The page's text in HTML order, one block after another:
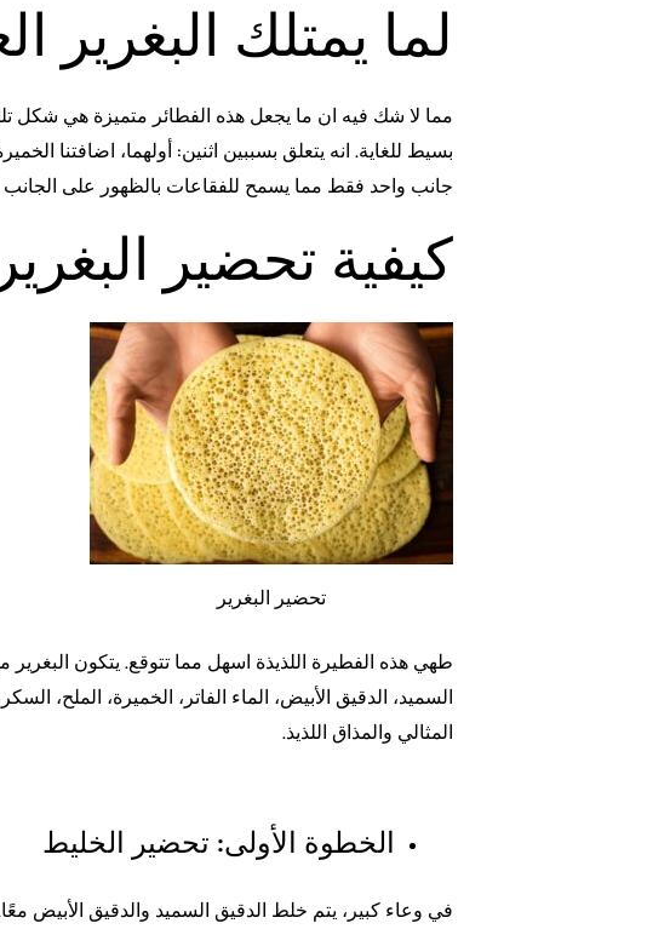
لما يمتلك البغرير
مما لا شك فيه ان ما يجعل هذه الفطائر متميزة هي شكل
بسيط للغاية. انه يتعلق بسببين اثنين: أولهما، اضافتنا
جانب واحد فقط مما يسمح للفقاعات بالظهور على الجانب
كيفية تحضير البغرير
تحضير البغرير
طهي هذه الفطيرة اللذيذة اسهل مما تتوقع. يتكون
السميد، الدقيق الأبيض، الماء الفاتر، الخميرة، الملح،
المثالي والمذاق اللذيذ.
الخطوة الأولى: تحضير الخليط
في وعاء كبير، يتم خلط الدقيق السميد والدقيق الأبيض